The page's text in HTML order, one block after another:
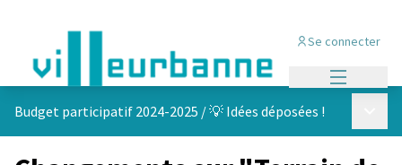
Se connecter
Budget participatif 2024-2025 /💡 Idées déposées !